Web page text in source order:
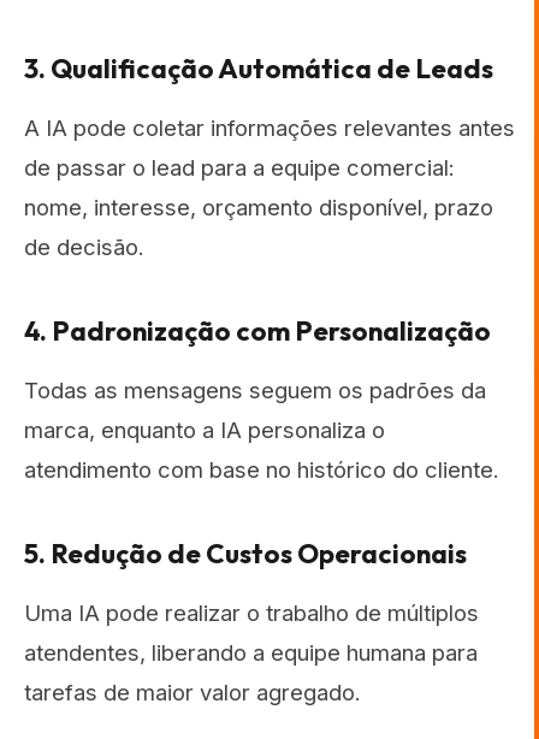
3. Qualificação Automática de Leads
A IA pode coletar informações relevantes antes
de passar o lead para a equipe comercial:
nome, interesse, orçamento disponível, prazo
de decisão.
4. Padronização com Personalização
Todas as mensagens seguem os padrões da
marca, enquanto a IA personaliza o
atendimento com base no histórico do cliente.
5. Redução de Custos Operacionais
Uma IA pode realizar o trabalho de múltiplos
atendentes, liberando a equipe humana para
tarefas de maior valor agregado.